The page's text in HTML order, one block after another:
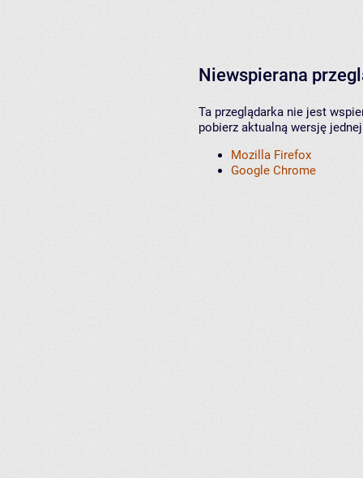
Niewspierana
Ta przeglądarka nie jest
pobierz aktualną wersję
Mozilla Firefox
Google Chrome